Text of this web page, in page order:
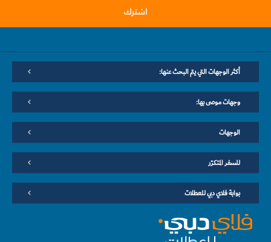
اشترك
أكثر الوجهات التي يتم البحث عنها:
وجهات موصى بها:
الوجهات
للسفر المتكرّر
بوابة فلاي دبي للعطلات